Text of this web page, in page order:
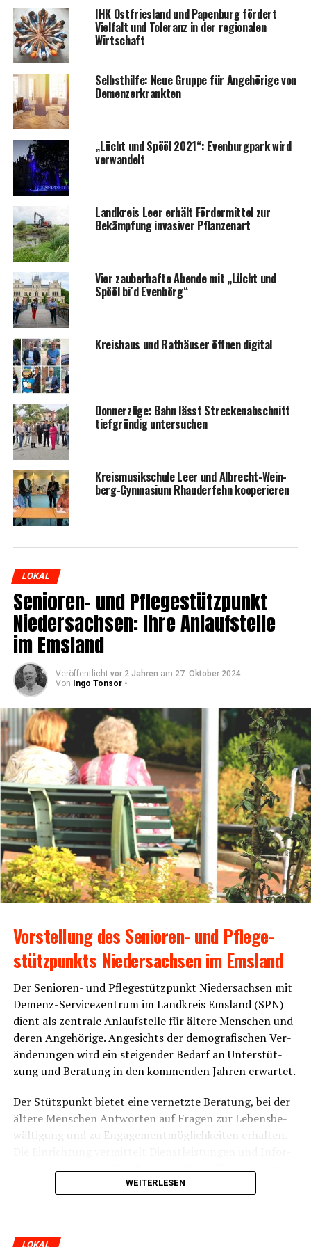
IHK Ost­fries­land und Papen­burg för­dert
Viel­falt und Tole­ranz in der regio­na­len
Wirtschaft
Selbst­hil­fe: Neue Grup­pe für Ange­hö­ri­ge von
Demenzerkrankten
„Lücht und Spö­öl 2021“: Even­burg­park wird
verwandelt
Land­kreis Leer erhält För­der­mit­tel zur
Bekämp­fung inva­si­ver Pflanzenart
Vier zau­ber­haf­te Aben­de mit „Lücht und
Spö­öl bi´d Evenbörg“
Kreis­haus und Rat­häu­ser öff­nen digital
Don­ner­zü­ge: Bahn lässt Stre­cken­ab­schnitt
tief­grün­dig untersuchen
Kreis­mu­sik­schu­le Leer und Albrecht-Wein­
berg-Gym­na­si­um Rhau­der­fehn kooperieren
LOKAL
Senio­ren- und Pfle­ge­stütz­punkt
Nie­der­sach­sen: Ihre Anlauf­stel­le
im Emsland
Veröffentlicht vor 2 Jahren am 27. Oktober 2024
Von Ingo Tonsor -
Vor­stel­lung des Senio­ren- und Pfle­ge­
stütz­punkts Nie­der­sach­sen im Emsland
Der Senio­ren- und Pfle­ge­stütz­punkt Nie­der­sach­sen mit
Demenz-Ser­vice­zen­trum im Land­kreis Ems­land (SPN)
dient als zen­tra­le Anlauf­stel­le für älte­re Men­schen und
deren Ange­hö­ri­ge. Ange­sichts der demo­gra­fi­schen Ver­
än­de­run­gen wird ein stei­gen­der Bedarf an Unter­stüt­
zung und Bera­tung in den kom­men­den Jah­ren erwartet.
Der Stütz­punkt bie­tet eine ver­netz­te Bera­tung, bei der
älte­re Men­schen Ant­wor­ten auf Fra­gen zur Lebens­be­
wäl­ti­gung und zu Enga­ge­ment­mög­lich­kei­ten erhal­ten.
ma­tio­nen aus einer Hand, um den Betrof­fe­nen unnö­ti­ge
Ein zen­tra­les Ziel des Senio­ren­stütz­punkts ist die För­
WEITERLESEN
LOKAL